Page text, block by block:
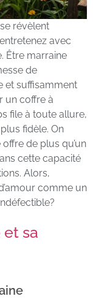
révèlent
avec
Être marraine
de
et suffisamment
un coffre à
file à toute allure,
fidèle. On
de plus qu’un
cette capacité
Alors,
comme un
sa